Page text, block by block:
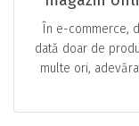
În e-commerce,
dată doar de
multe ori,